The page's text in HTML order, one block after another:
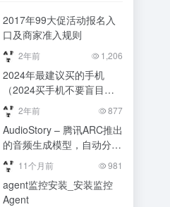
2017年99大促活动报名入
口及商家准入规则
2年前 1,206
2024年最建议买的手机
（2024买手机不要盲目跟
风：这4款手机“实用”优
先，口碑最好）2024买手
机不要盲目跟风：这4款手
机“实用”优先，口碑最好
2年前 877
AudioStory – 腾讯ARC推出
的音频生成模型，自动分析
视频内容并生成匹配的背景
音轨
11个月前 981
agent监控安装_安装监控
Agent